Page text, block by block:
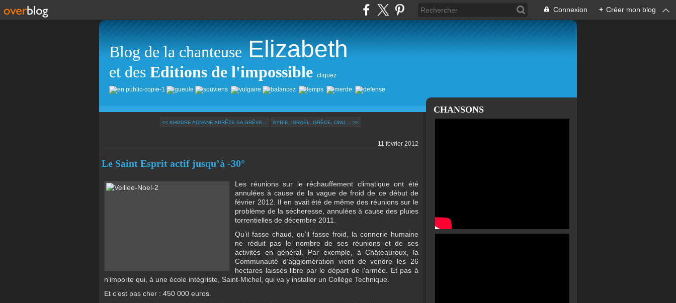
Connexion + Créer mon blog
Blog de la chanteuse Elizabeth
et des Editions de l'impossible cliquez
<< KHODRE ADNANE ARRÊTE SA GRÈVE... SYRIE, ISRAËL, GRÈCE, ONU,... >>
11 février 2012
Le Saint Esprit actif jusqu’à -30°
Les réunions sur le réchauffement climatique ont été
annulées à cause de la vague de froid de ce début de
février 2012. Il en avait été de même des réunions sur le
problème de la sécheresse, annulées à cause des pluies
torrentielles de décembre 2011.
Qu’il fasse chaud, qu’il fasse froid, la connerie humaine
ne réduit pas le nombre de ses réunions et de ses
activités en général. Par exemple, à Châteauroux, la
Communauté d’agglomération vient de vendre les 26
hectares laissés libre par le départ de l’armée. Et pas à
n’importe qui, à une école intégriste, Saint-Michel, qui va y installer un Collège Technique.
Et c’est pas cher : 450 000 euros.
CHANSONS